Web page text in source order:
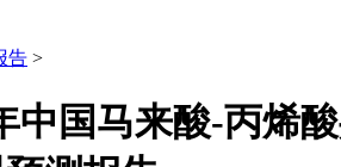
告 >
中国马来酸-丙烯